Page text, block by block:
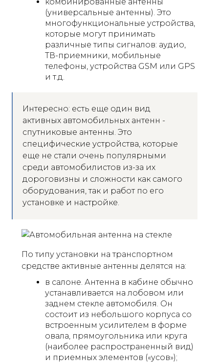
(универсальные антенны). Это
многофункциональные устройства,
которые могут принимать
различные типы сигналов: аудио,
ТВ-приемники, мобильные
телефоны, устройства GSM или GPS
и т.д.
Интересно: есть еще один вид
активных автомобильных антенн -
спутниковые антенны. Это
специфические устройства, которые
еще не стали очень популярными
среди автомобилистов из-за их
дороговизны и сложности как самого
оборудования, так и работ по его
установке и настройке.
По типу установки на транспортном
средстве активные антенны делятся на:
в салоне. Антенна в кабине обычно
устанавливается на лобовом или
заднем стекле автомобиля. Он
состоит из небольшого корпуса со
встроенным усилителем в форме
овала, прямоугольника или круга
(наиболее распространенный вид)
и приемных элементов («усов»);